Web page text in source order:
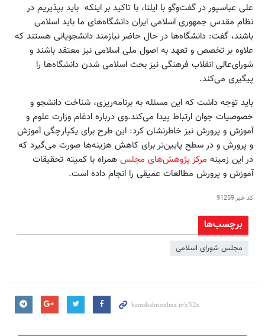
علی عباسپور در گفت‌وگو با ایلنا، با تاکید بر اینکه باید بپذیریم در
نظام مقدس جمهوری اسلامی ایران دانشگاه‌های ما باید اسلامی
باشند، گفت: دانشگاه‌ها در حال حاضر نیازمند دانشجویانی هستند که
علاوه بر تخصص و تعهد به اصول ملی اسلامی نیز معتقد باشند و
شورای‌عالی انقلاب فرهنگی نیز بحث اسلامی شدن دانشگاه‌ها را
پیگیری می‌کند.
باید توجه داشت که این مسئله به برنامه‌ریزی، شناخت دانشجو و
خصوصیات جوان ارتباط پیدا می‌کند.وی درباره ادغام وزارت علوم و
آموزش و پرورش نیز خاطرنشان کرد: این طرح برای یکپارچگی آموزش
و پرورش و در سطح پایین‌تر برای کاهش هزینه‌ها صورت می‌گیرد که
در این زمینه مرکز پژوهش‌های مجلس همراه با کمیته تحقیقات
آموزش و پرورش مطالعات عمیقی را انجام داده است.
کد خبر91259
برچسب‌ها
مجلس شورای اسلامی